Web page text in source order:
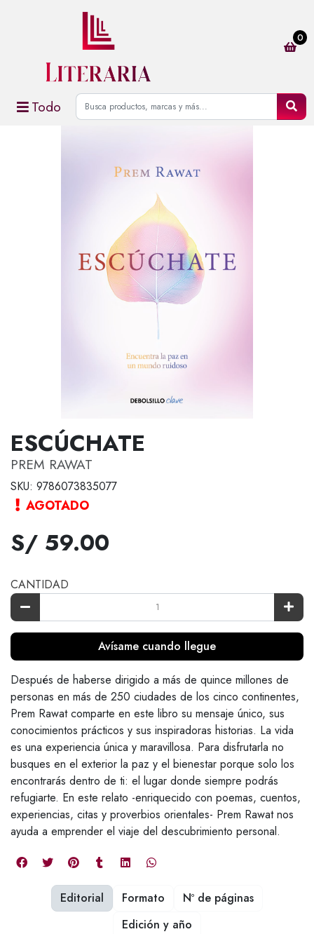
Todo
0
ESCÚCHATE
PREM RAWAT
SKU: 9786073835077
AGOTADO
S/ 59.00
CANTIDAD
Avísame cuando llegue
Después de haberse dirigido a más de quince millones de
personas en más de 250 ciudades de los cinco continentes,
Prem Rawat comparte en este libro su mensaje único, sus
conocimientos prácticos y sus inspiradoras historias. La vida
es una experiencia única y maravillosa. Para disfrutarla no
busques en el exterior la paz y el bienestar porque solo los
encontrarás dentro de ti: el lugar donde siempre podrás
refugiarte. En este relato -enriquecido con poemas, cuentos,
experiencias, citas y proverbios orientales- Prem Rawat nos
ayuda a emprender el viaje del descubrimiento personal.
Editorial Formato
Nº de páginas
Edición y año